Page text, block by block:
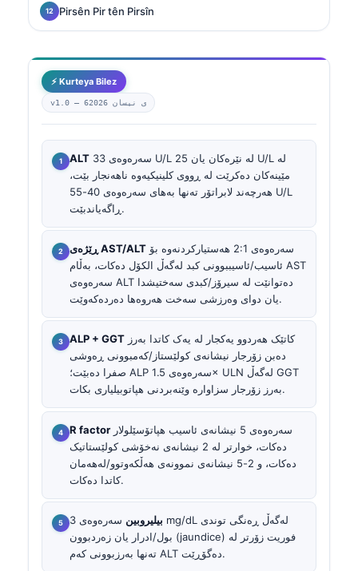
Pirsên Pir tên Pirsîn
⚡ Kurteya Bilez
v1.0 — 6ی نیسان 2026
ALT
مێینەکان دەکرێت لە ڕووی کلینیکیەوە ناهەنجار بێت،
هەرچەند لابراتۆر تەنها بەهای سەرەوەی 40-55 U/L
ڕاگەیاندبێت.
ڕێژەی AST/ALT
ئاسیب/ئاسیببوونی کبد لەگەڵ الکۆل دەکات، بەڵام AST
سەرەوەی ALT دەتوانێت لە سیرۆز/کبدی سەختیشدا
یان دوای وەرزشی سەخت هەروەها دەردەکەوێت.
ALP + GGT
دەبن زۆرجار نیشانەی کولێستاز/کەمبوونی ڕەوشی
صفرا دەبێت؛ ALP سەرەوەی 1.5× ULN لەگەڵ GGT
بەرز زۆرجار سزاوارە وێنەبردنی هپاتوبیلیاری بکات.
R factor
دەکات، خوارتر لە 2 نیشانەی نەخۆشی کولێستاتیک
دەکات، و 2-5 نیشانەی نموونەی هەڵکەوتوو/لەهەمان
کاتدا دەکات.
بیلیروبین
سەرەوەی 3 mg/dL لەگەڵ ڕەنگی توندی
بول/ادرار یان زەردبوون (jaundice) فوریت زۆرتر لە
تەنها بەرزبوونی کەم ALT دەگۆڕێت.